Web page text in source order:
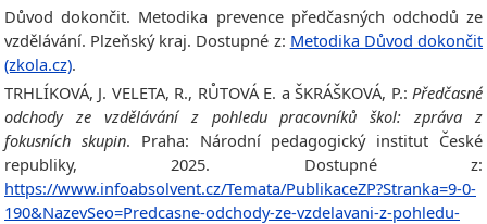
Důvod dokončit. Metodika prevence předčasných odchodů ze
vzdělávání. Plzeňský kraj. Dostupné z: Metodika Důvod dokončit
(zkola.cz).
TRHLÍKOVÁ, J. VELETA, R., RŮTOVÁ E. a ŠKRÁŠKOVÁ, P.: Předčasné
odchody ze vzdělávání z pohledu pracovníků škol: zpráva z
fokusních skupin. Praha: Národní pedagogický institut České
republiky, 2025. Dostupné z:
https://www.infoabsolvent.cz/Temata/PublikaceZP?Stranka=9-0-
190&NazevSeo=Predcasne-odchody-ze-vzdelavani-z-pohledu-